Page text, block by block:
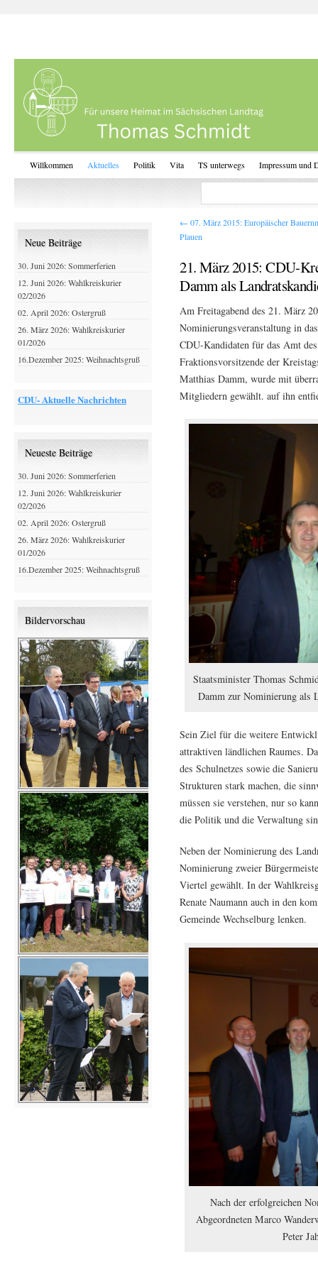
Willkommen Aktuelles Politik Vita TS unterwegs Impressum und
← 07. März 2015: Europäischer
Plauen
21. März 2015: CDU-
Damm als
Am Freitagabend des 21. März
Nominierungsveranstaltung in
CDU-Kandidaten für das Amt
Fraktionsvorsitzende der
Matthias Damm, wurde mit
Mitgliedern gewählt. auf ihn
Staatsminister Thomas
Damm zur Nominierung als
Sein Ziel für die weitere
attraktiven ländlichen Raumes.
des Schulnetzes sowie die
Strukturen stark machen, die
müssen sie verstehen, nur so
die Politik und die Verwaltung
Neben der Nominierung des
Nominierung zweier
Viertel gewählt. In der
Renate Naumann auch in den
Gemeinde Wechselburg lenken.
Nach der erfolgreichen
Abgeordneten Marco
Peter
Neue Beiträge
30. Juni 2026: Sommerferien
12. Juni 2026: Wahlkreiskurier
02/2026
02. April 2026: Ostergruß
26. März 2026: Wahlkreiskurier
01/2026
16.Dezember 2025: Weihnachtsgruß
CDU- Aktuelle Nachrichten
Neueste Beiträge
30. Juni 2026: Sommerferien
12. Juni 2026: Wahlkreiskurier
02/2026
02. April 2026: Ostergruß
26. März 2026: Wahlkreiskurier
01/2026
16.Dezember 2025: Weihnachtsgruß
Bildervorschau